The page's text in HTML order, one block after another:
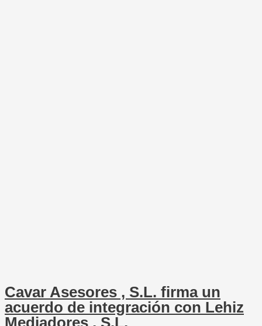
Cavar Asesores , S.L. firma un
acuerdo de integración con Lehiz
Mediadores , S.L.